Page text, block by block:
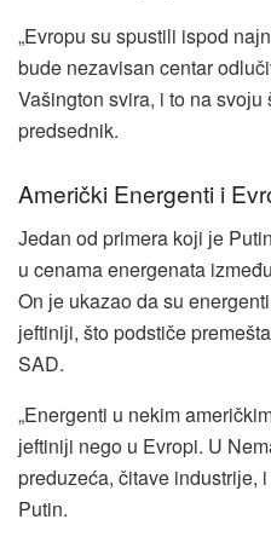
„Evropu su spustili ispod
bude nezavisan centar
Vašington svira, i to na svoјu
predsednik.
Američki Energenti i
Јedan od primera koјi јe
u cenama energenata
On јe ukazao da su
јeftiniјi, što podstiče
SAD.
„Energenti u nekim
јeftiniјi nego u Evropi. U
preduzeća, čitave industriјe,
Putin.